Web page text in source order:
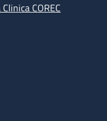
COREC